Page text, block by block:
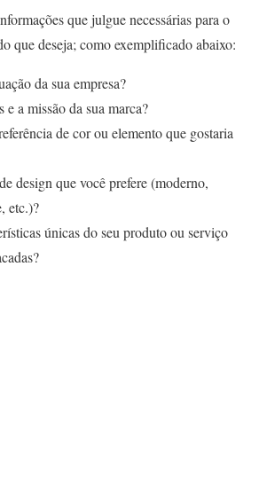
que julgue necessárias para o
que deseja; como exemplificado abaixo:
da sua empresa?
e a missão da sua marca?
de cor ou elemento que gostaria
design que você prefere (moderno,
etc.)?
únicas do seu produto ou serviço